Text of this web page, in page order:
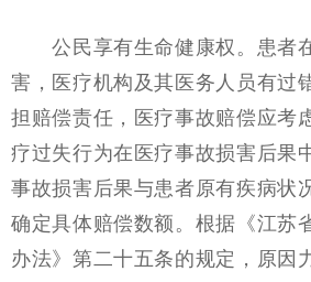
公民享有生命健康权。患者
害，医疗机构及其医务人员有过
担赔偿责任，医疗事故赔偿应考
疗过失行为在医疗事故损害后果
事故损害后果与患者原有疾病状
确定具体赔偿数额。根据《江苏
办法》第二十五条的规定，原因